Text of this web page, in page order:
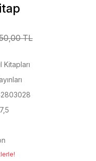
TL
Kitapları